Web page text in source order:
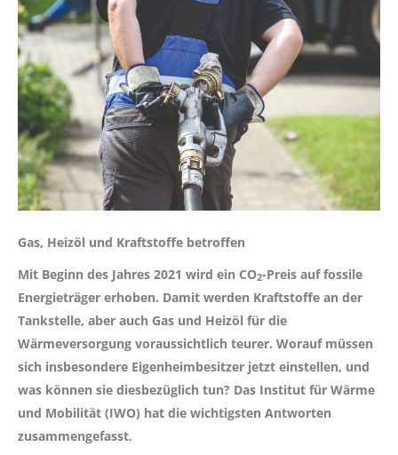
Gas, Heizöl und Kraftstoffe betroffen
Mit Beginn des Jahres 2021 wird ein CO2-Preis auf fossile
Energieträger erhoben. Damit werden Kraftstoffe an der
Tankstelle, aber auch Gas und Heizöl für die
Wärmeversorgung voraussichtlich teurer. Worauf müssen
sich insbesondere Eigenheimbesitzer jetzt einstellen, und
was können sie diesbezüglich tun? Das Institut für Wärme
und Mobilität (IWO) hat die wichtigsten Antworten
zusammengefasst.